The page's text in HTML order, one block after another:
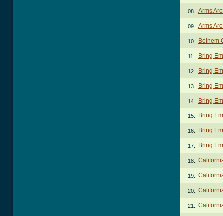
08. Arms
09. Arms
10. Beinem
11. Bring
12. Bring
13. Bring
14. Bring
15. Bring
16. Bring
17. Bring
18.
19.
20.
21.